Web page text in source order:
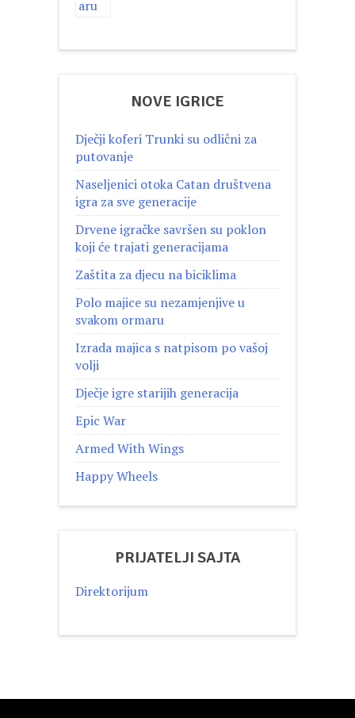
NOVE IGRICE
Dječji koferi Trunki su odlični za
putovanje
Naseljenici otoka Catan društvena
igra za sve generacije
Drvene igračke savršen su poklon
koji će trajati generacijama
Zaštita za djecu na biciklima
Polo majice su nezamjenjive u
svakom ormaru
Izrada majica s natpisom po vašoj
volji
Dječje igre starijih generacija
Epic War
Armed With Wings
Happy Wheels
PRIJATELJI SAJTA
Direktorijum